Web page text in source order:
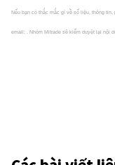
Nếu bạn có thắc mắc gì về số liệu, thông
email: . Nhóm Mitrade sẽ kiểm duyệt lại nội